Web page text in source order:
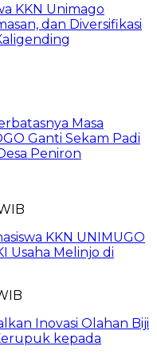
KKN Unimago
dan Diversifikasi
Masa
Ganti Sekam Padi
Peniron
KKN UNIMUGO
Usaha Melinjo di
Inovasi Olahan Biji
kepada